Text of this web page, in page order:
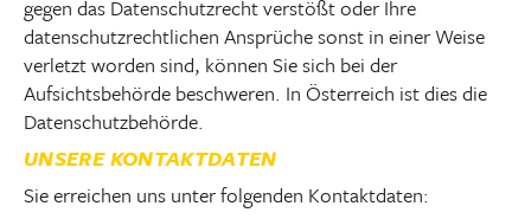
gegen das Datenschutzrecht verstößt oder Ihre
datenschutzrechtlichen Ansprüche sonst in einer Weise
verletzt worden sind, können Sie sich bei der
Aufsichtsbehörde beschweren. In Österreich ist dies die
Datenschutzbehörde.
UNSERE KONTAKTDATEN
Sie erreichen uns unter folgenden Kontaktdaten: